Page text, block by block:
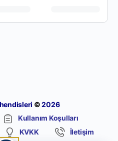
© 2026
Kullanım Koşulları
KVKK İletişim